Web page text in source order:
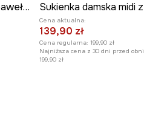
Sukienka koszulowa bawełniana midi z kolekcji Mythical Creatures
Cena aktualna:
139,90 zł
Cena regularna: 199,90 zł
Najniższa cena z 30 dni przed
199,90 zł